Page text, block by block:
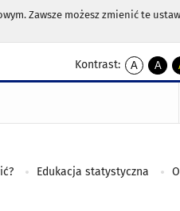
Zawsze możesz zmienić te
Kontrast:
A
kontrast
A
Edukacja statystyczna